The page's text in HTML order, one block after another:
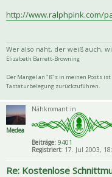
http://www.ralphpink.com/
Wer also näht, der weiß auch,
Elizabeth Barrett-Browning
Der Mangel an "ß"s in meinen Posts
Tastaturbelegung zurückzuführen.
Medea
Nähkromant:in
Beiträge: 9401
Registriert: 17. Jul 2003,
Re: Kostenlose